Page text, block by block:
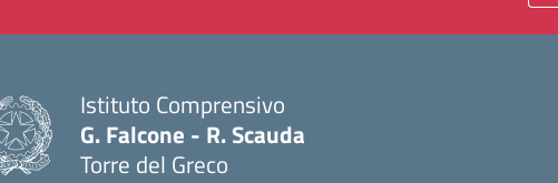
Istituto Comprensivo
G. Falcone - R. Scauda
Torre del Greco